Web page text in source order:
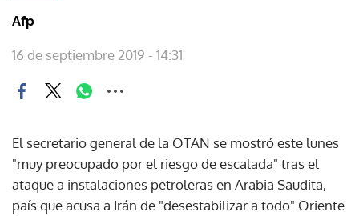
Afp
16 de septiembre 2019 - 14:31
El secretario general de la OTAN se mostró este lunes
"muy preocupado por el riesgo de escalada" tras el
ataque a instalaciones petroleras en Arabia Saudita,
país que acusa a Irán de "desestabilizar a todo" Oriente